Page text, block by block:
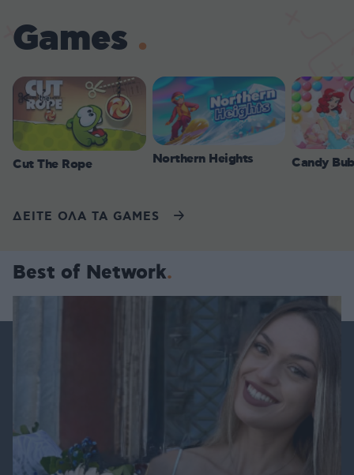
Games
Cut The Rope Northern Heights Candy
ΔΕΙΤΕ ΟΛΑ ΤΑ GAMES
Best of Network